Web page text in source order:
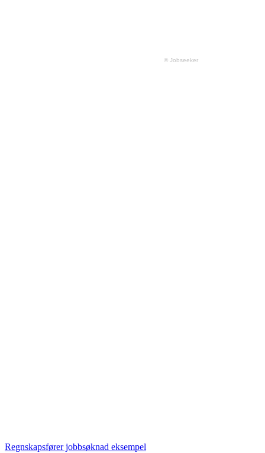
Regnskapsfører jobbsøknad eksempel